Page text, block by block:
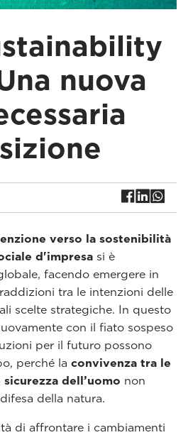
nuova
verso la sostenibilità
d'impresa si è
facendo emergere in
tra le intenzioni delle
scelte strategiche. In questo
con il fiato sospeso
per il futuro possono
perché la convivenza tra le
dell’uomo non
della natura.
di affrontare i cambiamenti